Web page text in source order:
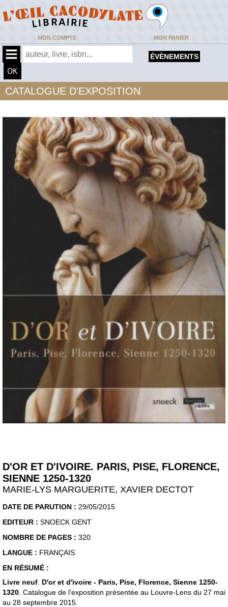
MON COMPTE MON PANIER
ÉVÈNEMENTS
CATALOGUE D'EXPOSITION
D'OR ET D'IVOIRE. PARIS, PISE, FLORENCE,
SIENNE 1250-1320
MARIE-LYS MARGUERITE, XAVIER DECTOT
DATE DE PARUTION : 29/05/2015
EDITEUR : SNOECK GENT
NOMBRE DE PAGES : 320
LANGUE : FRANÇAIS
EN RÉSUMÉ :
Livre neuf D'or et d'ivoire - Paris, Pise, Florence, Sienne 1250-
1320 . Catalogue de l'exposition présentée au Louvre-Lens du 27 mai
au 28 septembre 2015.